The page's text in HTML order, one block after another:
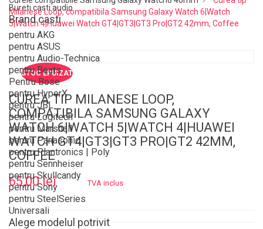
Bureti casti audio
Brand casti
pentru AKG
pentru ASUS
pentru Audio-Technica
pentru Beats
Pentru Bose
pentru HyperX
pentru JBL
pentru Logitech
pentru Marshall
pentru Panasonic
pentru Plantronics | Poly
pentru Sennheiser
pentru Skullcandy
pentru Sony
pentru SteelSeries
Universali
Alege modelul potrivit
Milanese Loop, compatibila Samsung Galaxy Watch 6|Watch
5|Watch 4|Huawei Watch GT4|GT3|GT3 Pro|GT2 42mm, Coffee
STOC EPUIZAT
CUREA TIP MILANESE LOOP,
COMPATIBILA SAMSUNG GALAXY
WATCH 6|WATCH 5|WATCH 4|HUAWEI
WATCH GT4|GT3|GT3 PRO|GT2 42MM,
COFFEE
65,00 lei
TVA inclus